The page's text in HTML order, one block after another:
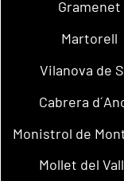
Gramenet
Martorell
Vilanova de
Cabrera
Monistrol de
Mollet del